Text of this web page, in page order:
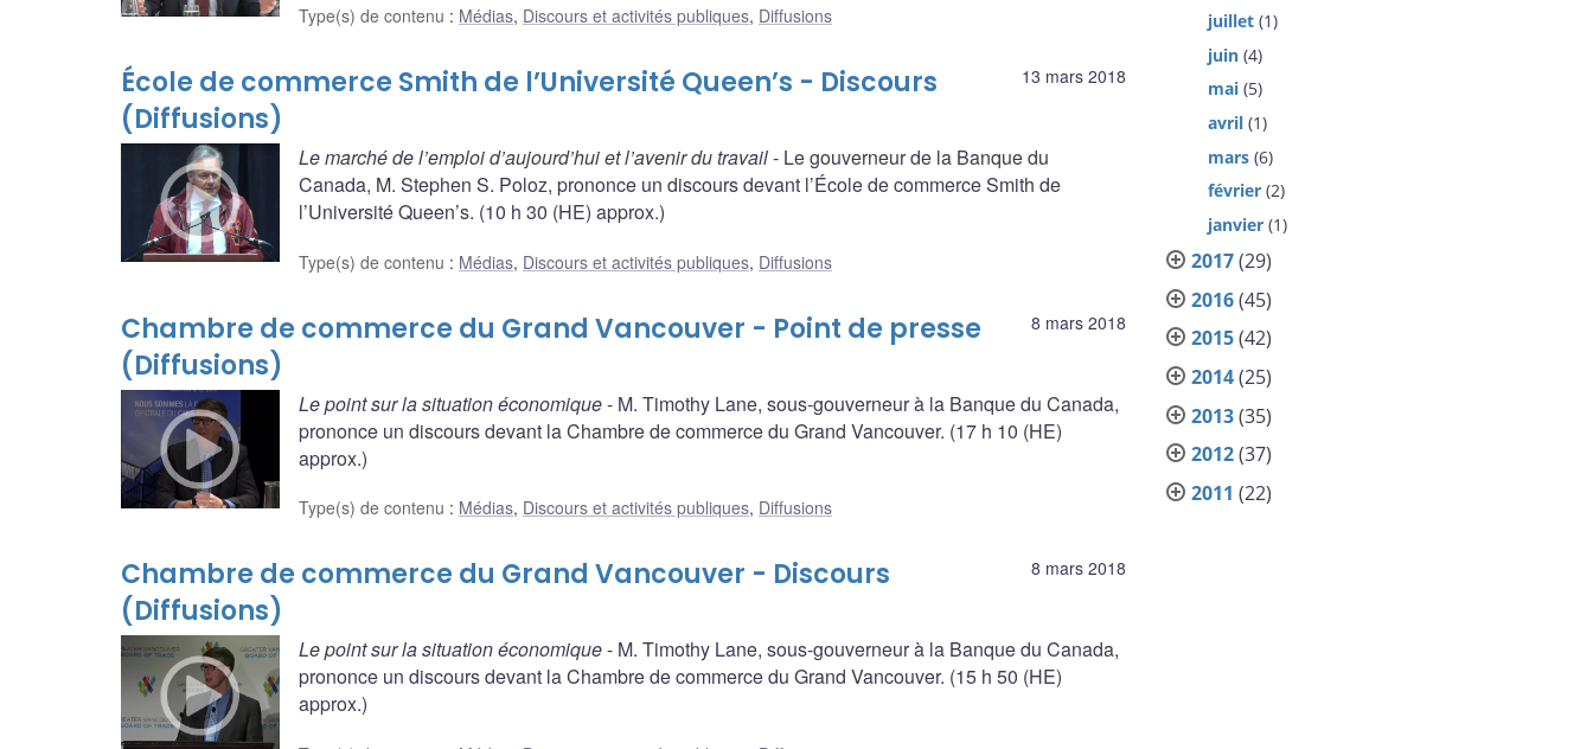
Type(s) de contenu : Médias, Discours et activités publiques, Diffusions
13 mars 2018
École de commerce Smith de l’Université Queen’s - Discours
(Diffusions)
Le marché de l’emploi d’aujourd’hui et l’avenir du travail- Le gouverneur de la Banque du
Canada, M. Stephen S. Poloz, prononce un discours devant l’École de commerce Smith de
l’Université Queen’s. (10 h 30 (HE) approx.)
Type(s) de contenu : Médias, Discours et activités publiques, Diffusions
8 mars 2018
Chambre de commerce du Grand Vancouver - Point de presse
(Diffusions)
Le point sur la situation économique- M. Timothy Lane, sous-gouverneur à la Banque du Canada,
prononce un discours devant la Chambre de commerce du Grand Vancouver. (17 h 10 (HE)
approx.)
Type(s) de contenu : Médias, Discours et activités publiques, Diffusions
8 mars 2018
Chambre de commerce du Grand Vancouver - Discours
(Diffusions)
Le point sur la situation économique- M. Timothy Lane, sous-gouverneur à la Banque du Canada,
prononce un discours devant la Chambre de commerce du Grand Vancouver. (15 h 50 (HE)
approx.)
juillet (1)
juin (4)
mai (5)
avril (1)
mars (6)
février (2)
janvier (1)
2017(29)
2016(45)
2015(42)
2014(25)
2013(35)
2012(37)
2011 (22)